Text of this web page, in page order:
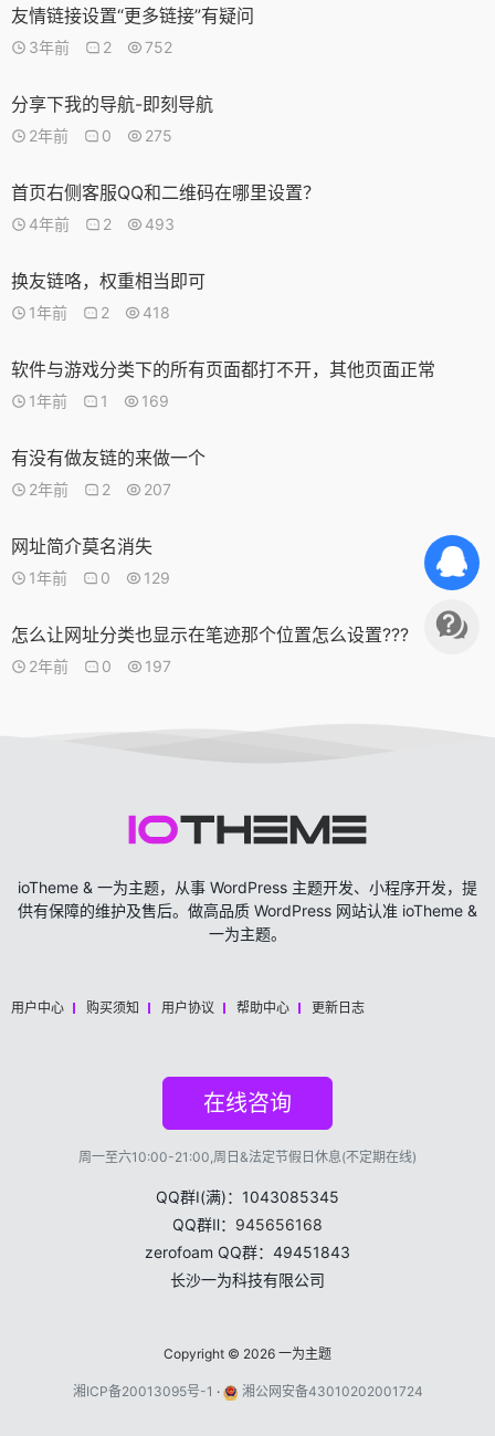
友情链接设置“更多链接”有疑问
3年前 2 752
分享下我的导航-即刻导航
2年前 0 275
首页右侧客服QQ和二维码在哪里设置？
4年前 2 493
换友链咯，权重相当即可
1年前 2 418
软件与游戏分类下的所有页面都打不开，其他页面正常
1年前 1 169
有没有做友链的来做一个
2年前 2 207
网址简介莫名消失
1年前 0 129
怎么让网址分类也显示在笔迹那个位置怎么设置???
2年前 0 197
ioTheme & 一为主题，从事 WordPress 主题开发、小程序开发，提
供有保障的维护及售后。做高品质 WordPress 网站认准 ioTheme &
一为主题。
用户中心 购买须知 用户协议 帮助中心 更新日志
在线咨询
周一至六10:00-21:00,周日&法定节假日休息(不定期在线)
QQ群Ⅰ(满)：1043085345
QQ群Ⅱ： 945656168
zerofoam QQ群：49451843
长沙一为科技有限公司
Copyright © 2026 一为主题
湘ICP备20013095号-1 · 湘公网安备43010202001724